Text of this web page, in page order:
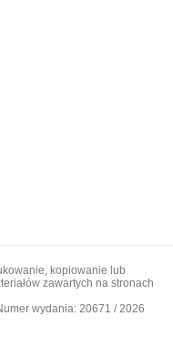
kopiowanie lub
zawartych na stronach
wydania: 20671 / 2026